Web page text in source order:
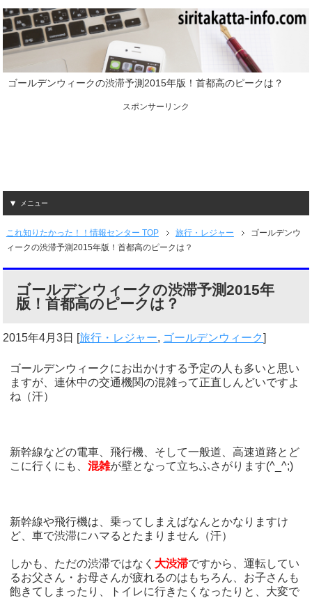
ゴールデンウィークの渋滞予測2015年版！首都高のピークは？
スポンサーリンク
メニュー
これ知りたかった！！情報センター TOP 旅行・レジャー
ゴールデンウ
ィークの渋滞予測2015年版！首都高のピークは？
ゴールデンウィークの渋滞予測2015年
版！首都高のピークは？
2015年4月3日 [旅行・レジャー, ゴールデンウィーク]
ゴールデンウィークにお出かけする予定の人も多いと思い
ますが、連休中の交通機関の混雑って正直しんどいですよ
ね（汗）
新幹線などの電車、飛行機、そして一般道、高速道路とど
こに行くにも、混雑が壁となって立ちふさがります(^_^;)
新幹線や飛行機は、乗ってしまえばなんとかなりますけ
ど、車で渋滞にハマるとたまりません（汗）
しかも、ただの渋滞ではなく 大渋滞ですから、運転してい
るお父さん・お母さんが疲れるのはもちろん、お子さんも
飽きてしまったり、トイレに行きたくなったりと、大変で